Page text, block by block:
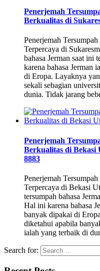
Penerjemah
Berkualitas di
Penerjemah
Terpercaya di
bahasa Jerman saat ini
karena bahasa Jerman
di Eropa. Layaknya
sekali sebagian
dunia. Tidak jarang
Penerjemah
Berkualitas di Bekasi
8883
Penerjemah
Terpercaya di Bekasi
tersumpah bahasa
Hal ini karena bahasa
banyak dipakai di
diketahui apabila
ialah yang terbaik di
Search for: